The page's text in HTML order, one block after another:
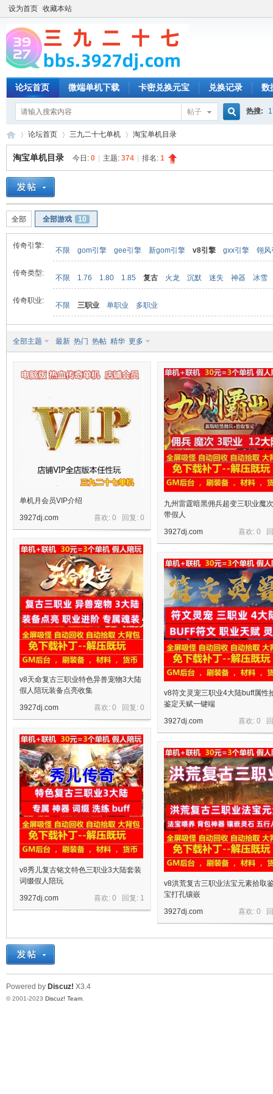
设为首页 收藏本站
论坛首页 微端单机下载 卡密兑换元宝 兑换记录 数
帖子 热搜:
»
论坛首页 三九二十七单机 淘宝单机目录
淘宝单机目录 今日: 0 主题: 374 排名: 1
全部 全部游戏 10
传奇引擎:
不限 gom引擎 gee引擎 新gom引擎 v8引擎 gxx引擎 翎风
传奇类型:
不限 1.76 1.80 1.85 复古 火龙 沉默 迷失 神器 冰雪
传奇职业:
不限 三职业 单职业 多职业
全部主题 最新 热门 热帖 精华 更多
单机月会员VIP介绍
喜欢: 0 回复: 0
3927dj.com
九州雷霆暗黑佣兵超变三职业魔
带假人
喜欢: 0
3927dj.com
v8天命复古三职业特色异兽宠物3大陆
假人陪玩装备点亮收集
喜欢: 0 回复: 0
3927dj.com
v8符文灵宠三职业4大陆buff属性
鉴定天赋一键端
喜欢: 0
3927dj.com
v8秀儿复古铭文特色三职业3大陆套装
词缀假人陪玩
喜欢: 0 回复: 1
3927dj.com
v8洪荒复古三职业法宝元素拾取
宝打孔镶嵌
喜欢: 0
3927dj.com
Powered by Discuz! X3.4
© 2001-2023 Discuz! Team.